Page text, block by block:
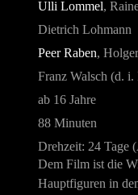
Ulli Lommel,
Dietrich Lohmann
Peer Raben,
Franz Walsch (d. i.
ab 16 Jahre
88 Minuten
Drehzeit: 24 Tage
Dem Film ist die
Hauptfiguren in